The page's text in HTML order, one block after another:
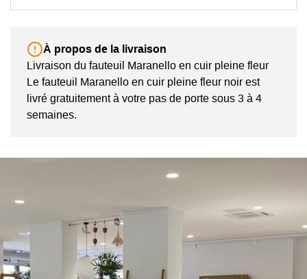
À propos de la livraison
Livraison du fauteuil Maranello en cuir pleine fleur
Le fauteuil Maranello en cuir pleine fleur noir est
livré gratuitement à votre pas de porte sous 3 à 4
semaines.